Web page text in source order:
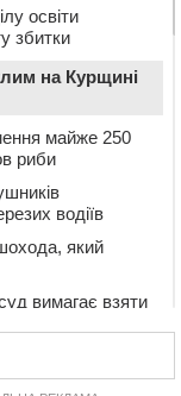
освіти
збитки
на Курщині
майже 250
риби
водіїв
який
вимагає взяти
вантажівки